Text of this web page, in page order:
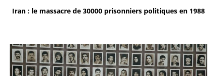
Iran : le massacre de 30000 prisonniers politiques en 1988